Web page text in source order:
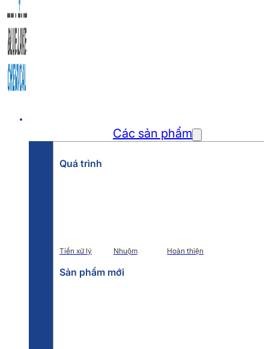
Các sản phẩm
Quá trình
Tiền xử lý Nhuộm Hoàn thiện
Sản phẩm mới